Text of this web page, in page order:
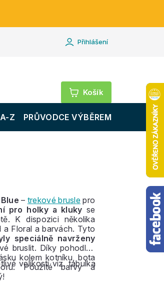
Přihlášení
Nákupní
košík
Z PRŮVODCE VÝBĚREM
– trekové brusle pro
pro holky a kluky se
K dispozici několika
a Floral a barvách. Tyto
speciálně navrženy
bruslit. Díky pohodlně
kolem kotníku, bota
Použité barvy a
velikosti viz. tabulka